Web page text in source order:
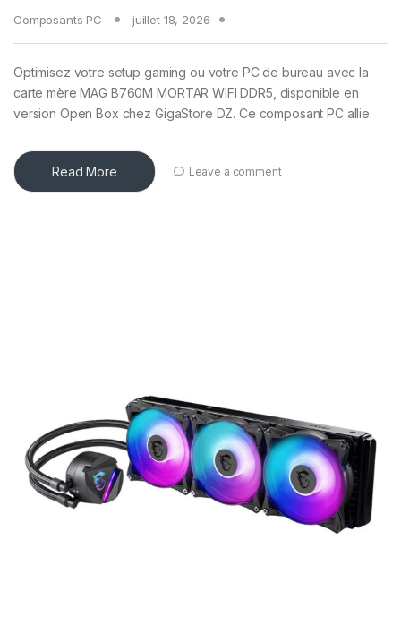
Composants PC juillet 18, 2026
Optimisez votre setup gaming ou votre PC de bureau avec la
carte mère MAG B760M MORTAR WIFI DDR5, disponible en
version Open Box chez GigaStore DZ. Ce composant PC allie
Read More Leave a comment